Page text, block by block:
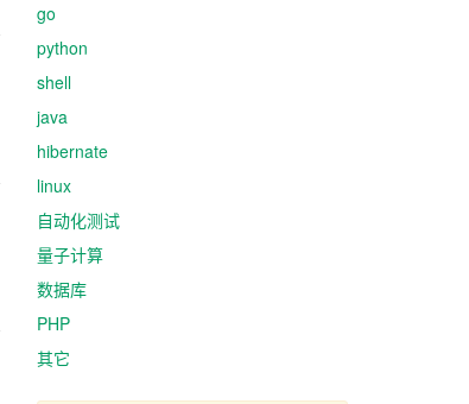
go
python
shell
java
hibernate
linux
自动化测试
量子计算
数据库
PHP
其它